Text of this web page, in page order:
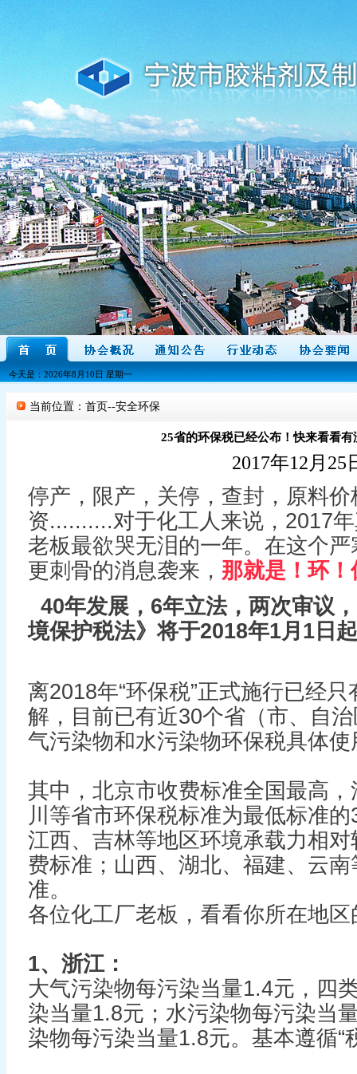
今天是：2026年8月10日 星期一
当前位置：首页--安全环保
25省的环保税已经公布！快来看看
2017年12月25
停产，限产，关停，查封，原料
资..........对于化工人来说，2017
老板最欲哭无泪的一年。在这个
更刺骨的消息袭来， 那就是！环
40年发展，6年立法，两次审议
境保护税法》将于2018年1月1日
离2018年“环保税”正式施行已经
解，目前已有近30个省（市、自
气污染物和水污染物环保税具体
其中，北京市收费标准全国最高
川等省市环保税标准为最低标准
江西、吉林等地区环境承载力相
费标准；山西、湖北、福建、云
准。
各位化工厂老板，看看你所在地
1、浙江：
大气污染物每污染当量1.4元，四
染当量1.8元；水污染物每污染当
染物每污染当量1.8元。基本遵循“